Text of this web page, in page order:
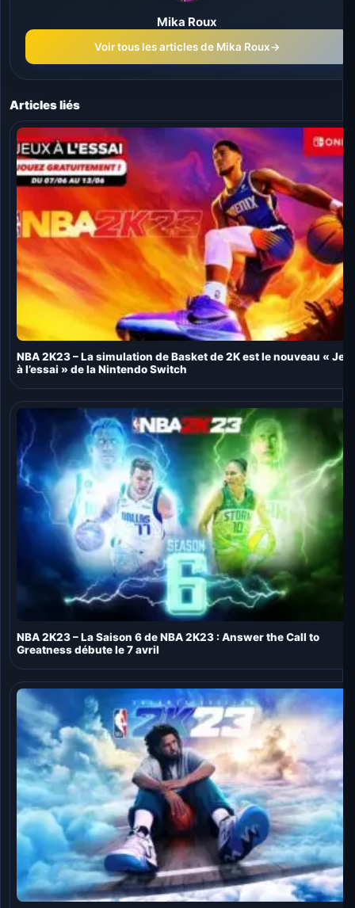
Mika Roux
Voir tous les articles de Mika Roux→
Articles liés
NBA 2K23 – La simulation de Basket de 2K est le nouveau « Jeu
à l’essai » de la Nintendo Switch
NBA 2K23 – La Saison 6 de NBA 2K23 : Answer the Call to
Greatness débute le 7 avril